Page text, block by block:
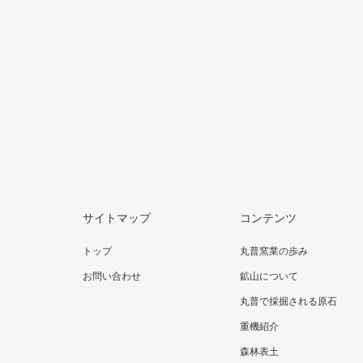
サイトマップ
トップ
お問い合わせ
コンテンツ
丸普窯業の歩み
鉱山について
丸普で採掘される原石
重機紹介
森林表土